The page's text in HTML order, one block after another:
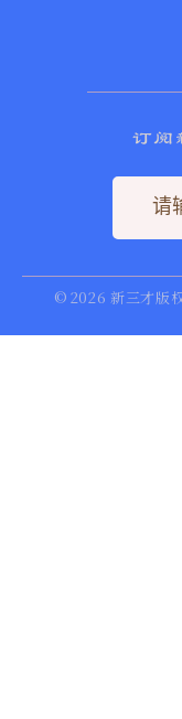
订阅
© 2026 新三才版